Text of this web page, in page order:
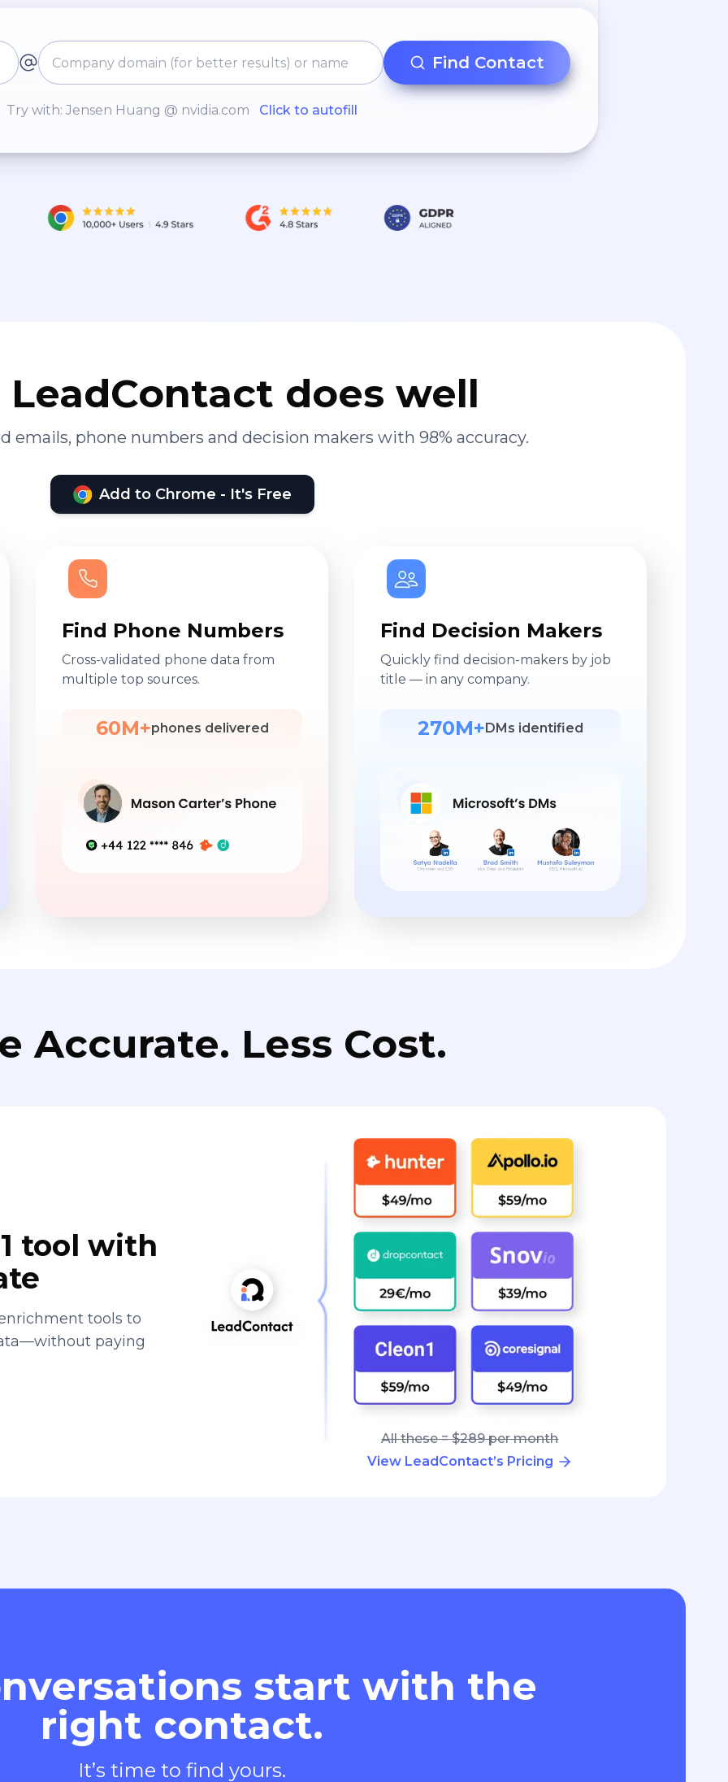
Find Contact
Try with: Jensen Huang @ nvidia.com Click to autofill
does well
emails, phone numbers and decision makers with 98% accuracy.
Add to Chrome - It's Free
Find Phone Numbers
Cross-validated phone data from
multiple top sources.
60M+phones delivered
Find Decision Makers
Quickly find decision-makers by job
title — in any company.
270M+ DMs identified
Accurate. Less Cost.
tool with
tools to
paying
All these = $289 per month
View LeadContact’s Pricing
start with the
right contact.
It’s time to find yours.